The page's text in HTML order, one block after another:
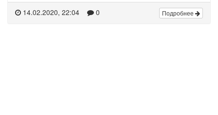
14.02.2020, 22:04 0 Подробнее